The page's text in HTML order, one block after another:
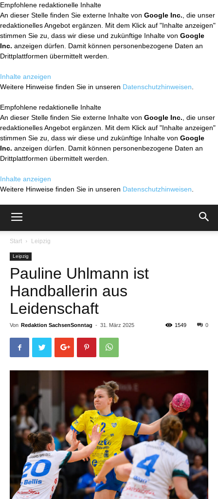
Empfohlene redaktionelle Inhalte
An dieser Stelle finden Sie externe Inhalte von Google Inc. , die unser
redaktionelles Angebot ergänzen. Mit dem Klick auf "Inhalte anzeigen"
stimmen Sie zu, dass wir diese und zukünftige Inhalte von Google
Inc. anzeigen dürfen. Damit können personenbezogene Daten an
Drittplattformen übermittelt werden.
Inhalte anzeigen
Weitere Hinweise finden Sie in unseren Datenschutzhinweisen
Empfohlene redaktionelle Inhalte
An dieser Stelle finden Sie externe Inhalte von Google Inc. , die unser
redaktionelles Angebot ergänzen. Mit dem Klick auf "Inhalte anzeigen"
stimmen Sie zu, dass wir diese und zukünftige Inhalte von Google
Inc. anzeigen dürfen. Damit können personenbezogene Daten an
Drittplattformen übermittelt werden.
Inhalte anzeigen
Weitere Hinweise finden Sie in unseren Datenschutzhinweisen
Start Leipzig
Leipzig
Pauline Uhlmann ist
Handballerin aus
Leidenschaft
Von Redaktion SachsenSonntag - 31. März 2025 0
1549